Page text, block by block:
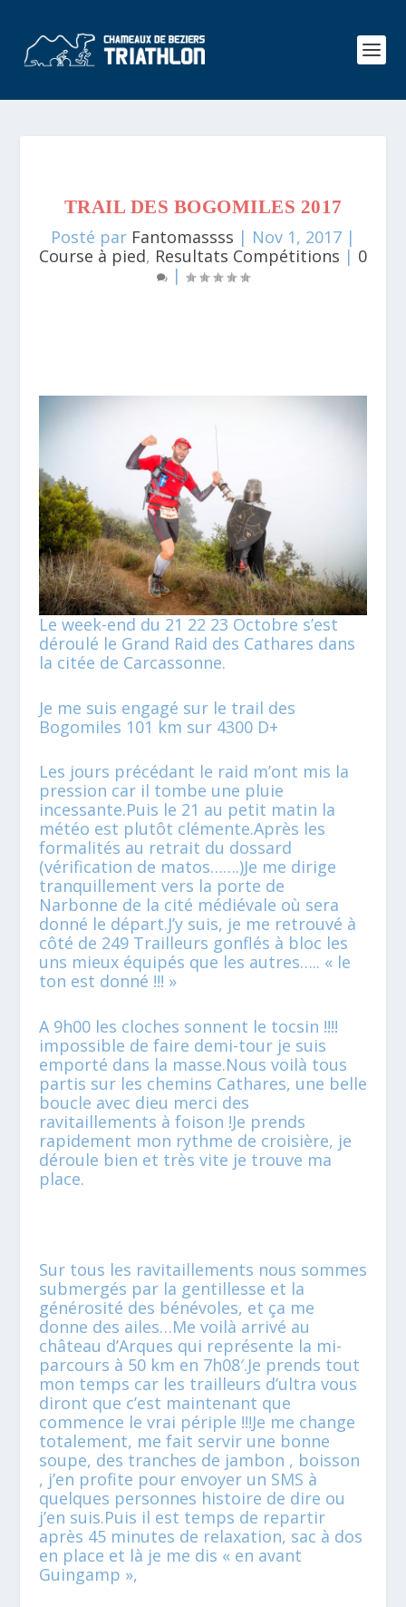
TRAIL DES BOGOMILES 2017
Posté par Fantomassss | Nov 1, 2017 |
Course à pied, Resultats Compétitions | 0
|
Le week-end du 21 22 23 Octobre s’est
déroulé le Grand Raid des Cathares dans
la citée de Carcassonne.
Je me suis engagé sur le trail des
Bogomiles 101 km sur 4300 D+
Les jours précédant le raid m’ont mis la
pression car il tombe une pluie
incessante.Puis le 21 au petit matin la
météo est plutôt clémente.Après les
formalités au retrait du dossard
(vérification de matos…….)Je me dirige
tranquillement vers la porte de
Narbonne de la cité médiévale où sera
donné le départ.J’y suis, je me retrouvé à
côté de 249 Trailleurs gonflés à bloc les
uns mieux équipés que les autres….. « le
ton est donné !!! »
A 9h00 les cloches sonnent le tocsin !!!!
impossible de faire demi-tour je suis
emporté dans la masse.Nous voilà tous
partis sur les chemins Cathares, une belle
boucle avec dieu merci des
ravitaillements à foison !Je prends
rapidement mon rythme de croisière, je
déroule bien et très vite je trouve ma
place.
Sur tous les ravitaillements nous sommes
submergés par la gentillesse et la
générosité des bénévoles, et ça me
donne des ailes…Me voilà arrivé au
château d’Arques qui représente la mi-
parcours à 50 km en 7h08′.Je prends tout
mon temps car les trailleurs d’ultra vous
diront que c’est maintenant que
commence le vrai périple !!!Je me change
totalement, me fait servir une bonne
soupe, des tranches de jambon , boisson
, j’en profite pour envoyer un SMS à
quelques personnes histoire de dire ou
j’en suis.Puis il est temps de repartir
après 45 minutes de relaxation, sac à dos
en place et là je me dis « en avant
Guingamp »,